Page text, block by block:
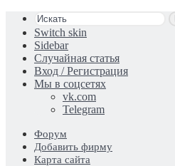
Switch skin
Sidebar
Случайная статья
Вход / Регистрация
Мы в соцсетях
vk.com
Telegram
Форум
Добавить фирму
Карта сайта